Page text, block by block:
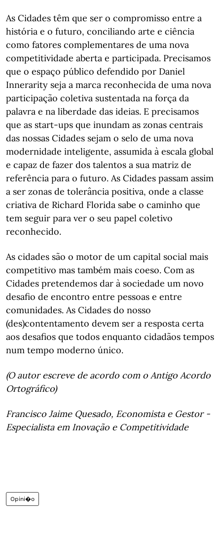
As Cidades têm que ser o compromisso entre a
história e o futuro, conciliando arte e ciência
como fatores complementares de uma nova
competitividade aberta e participada. Precisamos
que o espaço público defendido por Daniel
Innerarity seja a marca reconhecida de uma nova
participação coletiva sustentada na força da
palavra e na liberdade das ideias. E precisamos
que as start-ups que inundam as zonas centrais
das nossas Cidades sejam o selo de uma nova
modernidade inteligente, assumida à escala global
e capaz de fazer dos talentos a sua matriz de
referência para o futuro. As Cidades passam assim
a ser zonas de tolerância positiva, onde a classe
criativa de Richard Florida sabe o caminho que
tem seguir para ver o seu papel coletivo
reconhecido.
As cidades são o motor de um capital social mais
competitivo mas também mais coeso. Com as
Cidades pretendemos dar à sociedade um novo
desafio de encontro entre pessoas e entre
comunidades. As Cidades do nosso
(des)contentamento devem ser a resposta certa
aos desafios que todos enquanto cidadãos tempos
num tempo moderno único.
(O autor escreve de acordo com o Antigo Acordo
Ortográfico)
Francisco Jaime Quesado, Economista e Gestor -
Especialista em Inovação e Competitividade
Opini�o